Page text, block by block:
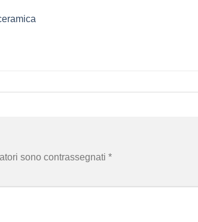
sono contrassegnati *